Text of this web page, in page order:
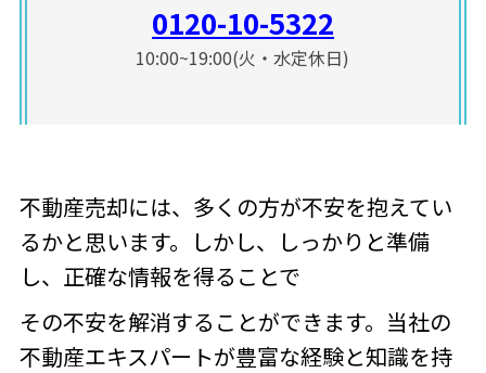
0120-10-5322
10:00~19:00(火・水定休日)
不動産売却には、多くの方が不安を抱えてい
るかと思います。 しかし、しっかりと準備
し、正確な情報を得ることで
その不安を解消することができます。当社の
不動産エキスパートが豊富な経験と知識を持